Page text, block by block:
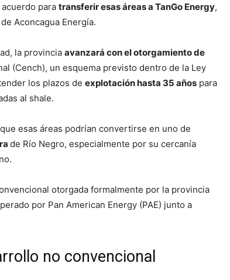
para transferir esas áreas a TanGo Energy,
Aconcagua Energía.
la provincia avanzará con el otorgamiento de
(Cench), un esquema previsto dentro de la Ley
los plazos de explotación hasta 35 años para
al shale.
esas áreas podrían convertirse en uno de
de Río Negro, especialmente por su cercanía
otorgada formalmente por la provincia
por Pan American Energy (PAE) junto a
no convencional